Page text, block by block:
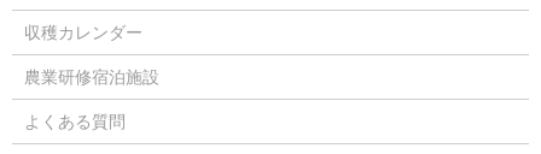
収穫カレンダー
農業研修宿泊施設
よくある質問